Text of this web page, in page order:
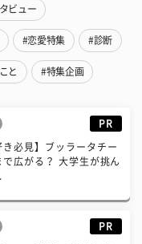
ビュー
#恋愛特集 #診断
と #特集企画
PR
き必見】ブッラータチー
で広がる？ 大学生が挑ん
PR